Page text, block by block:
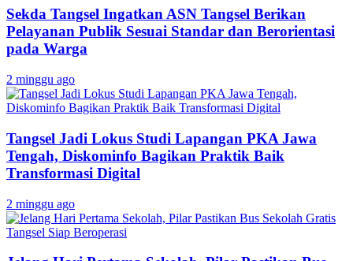
Sekda Tangsel Ingatkan ASN Tangsel Berikan
Pelayanan Publik Sesuai Standar dan Berorientasi
pada Warga
2 minggu ago
Tangsel Jadi Lokus Studi Lapangan PKA Jawa
Tengah, Diskominfo Bagikan Praktik Baik
Transformasi Digital
2 minggu ago